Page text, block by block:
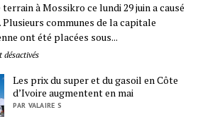
à Mossikro ce lundi 29 juin a causé
Plusieurs communes de la capitale
ont été placées sous...
Les prix du super et du gasoil en Côte
d’Ivoire augmentent en mai
PAR VALAIRE S